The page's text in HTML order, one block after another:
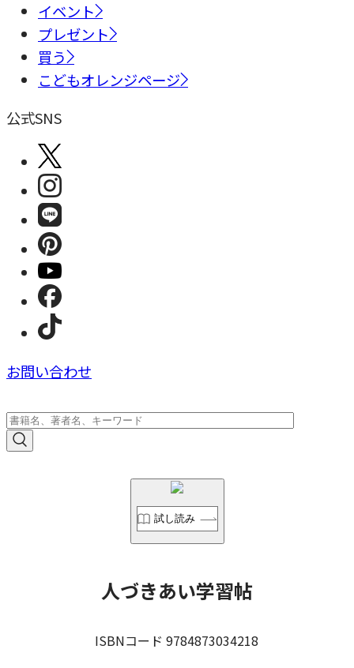
イベント
プレゼント
買う
こどもオレンジページ
公式SNS
お問い合わせ
試し読み
人づきあい学習帖
ISBNコード 9784873034218